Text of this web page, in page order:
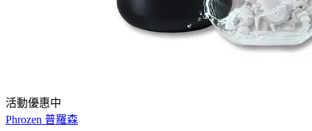
活動優惠中
Phrozen 普羅森